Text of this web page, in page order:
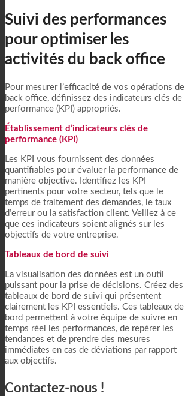
Suivi des performances
pour optimiser les
activités du back office
Pour mesurer l’efficacité de vos opérations de
back office, définissez des indicateurs clés de
performance (KPI) appropriés.
Établissement d’indicateurs clés de
performance (KPI)
Les KPI vous fournissent des données
quantifiables pour évaluer la performance de
manière objective. Identifiez les KPI
pertinents pour votre secteur, tels que le
temps de traitement des demandes, le taux
d’erreur ou la satisfaction client. Veillez à ce
que ces indicateurs soient alignés sur les
objectifs de votre entreprise.
Tableaux de bord de suivi
La visualisation des données est un outil
puissant pour la prise de décisions. Créez des
tableaux de bord de suivi qui présentent
clairement les KPI essentiels. Ces tableaux de
bord permettent à votre équipe de suivre en
temps réel les performances, de repérer les
tendances et de prendre des mesures
immédiates en cas de déviations par rapport
aux objectifs.
Contactez-nous !